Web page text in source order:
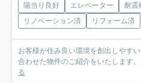
陽当り良好 エレベーター 耐震
リノベーション済
リフォーム済
お客様が住み良い環境を創出しやす
合わせた物件のご紹介をいたします
る